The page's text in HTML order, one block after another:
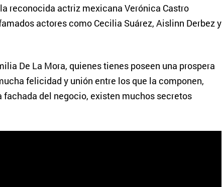
reconocida actriz mexicana Verónica Castro
actores como Cecilia Suárez, Aislinn Derbez y
De La Mora, quienes tienes poseen una prospera
felicidad y unión entre los que la componen,
fachada del negocio, existen muchos secretos